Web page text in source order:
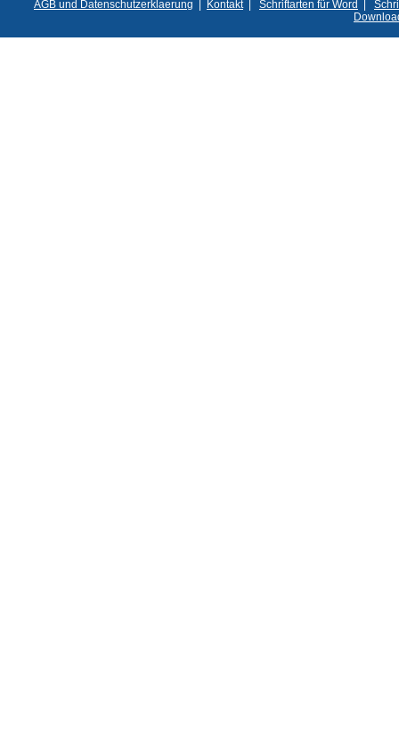
AGB und Datenschutzerklaerung Kontakt| Schriftarten für Word